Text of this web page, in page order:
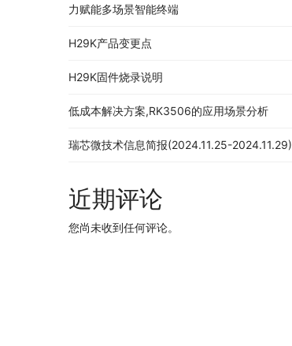
力赋能多场景智能终端
H29K产品变更点
H29K固件烧录说明
低成本解决方案,RK3506的应用场景分析
瑞芯微技术信息简报(2024.11.25-2024.11.29)
近期评论
您尚未收到任何评论。